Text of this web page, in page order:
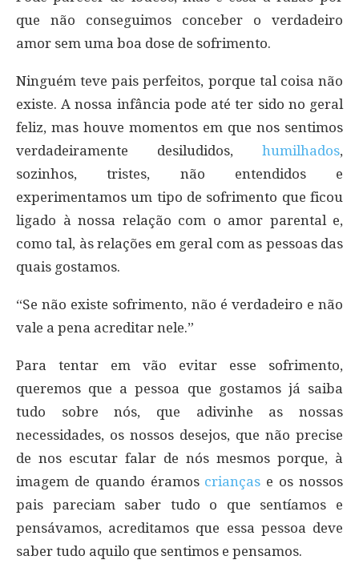
que não conseguimos conceber o verdadeiro
amor sem uma boa dose de sofrimento.
Ninguém teve pais perfeitos, porque tal coisa não
existe. A nossa infância pode até ter sido no geral
feliz, mas houve momentos em que nos sentimos
verdadeiramente desiludidos, humilhados,
sozinhos, tristes, não entendidos e
experimentamos um tipo de sofrimento que ficou
ligado à nossa relação com o amor parental e,
como tal, às relações em geral com as pessoas das
quais gostamos.
“Se não existe sofrimento, não é verdadeiro e não
vale a pena acreditar nele.”
Para tentar em vão evitar esse sofrimento,
queremos que a pessoa que gostamos já saiba
tudo sobre nós, que adivinhe as nossas
necessidades, os nossos desejos, que não precise
de nos escutar falar de nós mesmos porque, à
imagem de quando éramos crianças e os nossos
pais pareciam saber tudo o que sentíamos e
pensávamos, acreditamos que essa pessoa deve
saber tudo aquilo que sentimos e pensamos.